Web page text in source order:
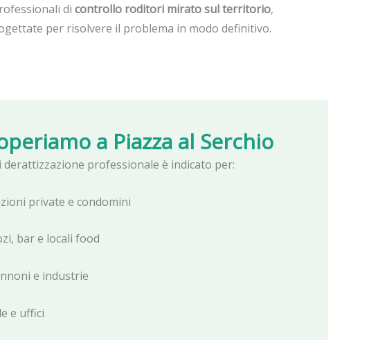
dicontrollo roditori mirato sul territorio,
per risolvere il problema in modo definitivo.
a Piazza al Serchio
derattizzazione professionale è indicato per:
private e condomini
bar e locali food
e industrie
e uffici